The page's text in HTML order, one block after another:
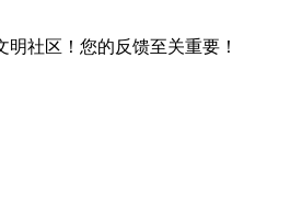
明社区！您的反馈至关重要！